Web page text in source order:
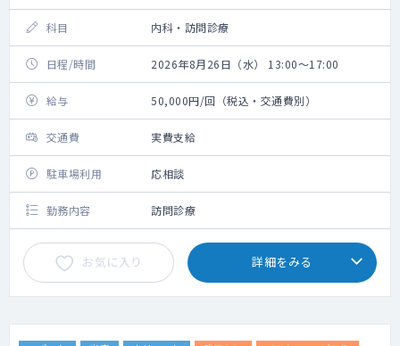
科目 内科・訪問診療
日程/時間 2026年8月26日（水） 13:00～17:00
給与 50,000円/回（税込・交通費別）
交通費 実費支給
駐車場利用 応相談
勤務内容 訪問診療
お気に入り 詳細をみる